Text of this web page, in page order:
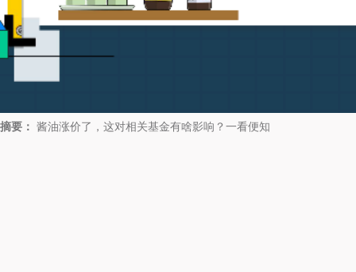
摘要： 酱油涨价了，这对相关基金有啥影响？一看便知